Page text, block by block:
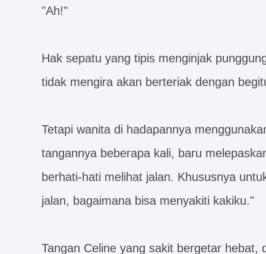
"Ah!"
Hak sepatu yang tipis menginjak
tidak mengira akan berteriak dengan
Tetapi wanita di hadapannya
tangannya beberapa kali, baru
berhati-hati melihat jalan. Khususnya
jalan, bagaimana bisa menyakiti kakiku."
Tangan Celine yang sakit bergetar hebat,